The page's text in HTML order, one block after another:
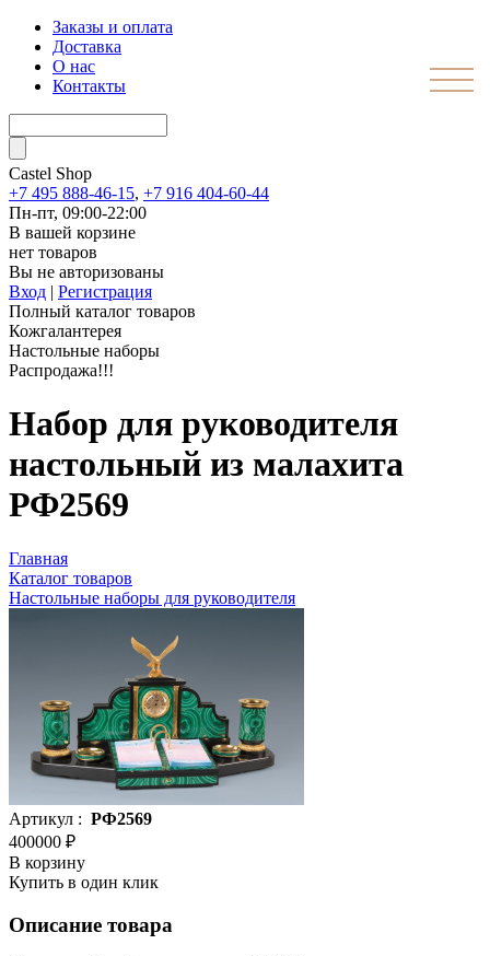
Заказы и оплата
Доставка
О нас
Контакты
Castel Shop
+7 495 888-46-15, +7 916 404-60-44
Пн-пт, 09:00-22:00
В вашей корзине
нет товаров
Вы не авторизованы
Вход | Регистрация
Полный каталог товаров
Кожгалантерея
Настольные наборы
Распродажа!!!
Набор для руководителя
настольный из малахита
РФ2569
Главная
Каталог товаров
Настольные наборы для руководителя
Артикул : РФ2569
400000 ₽
В корзину
Купить в один клик
Описание товара